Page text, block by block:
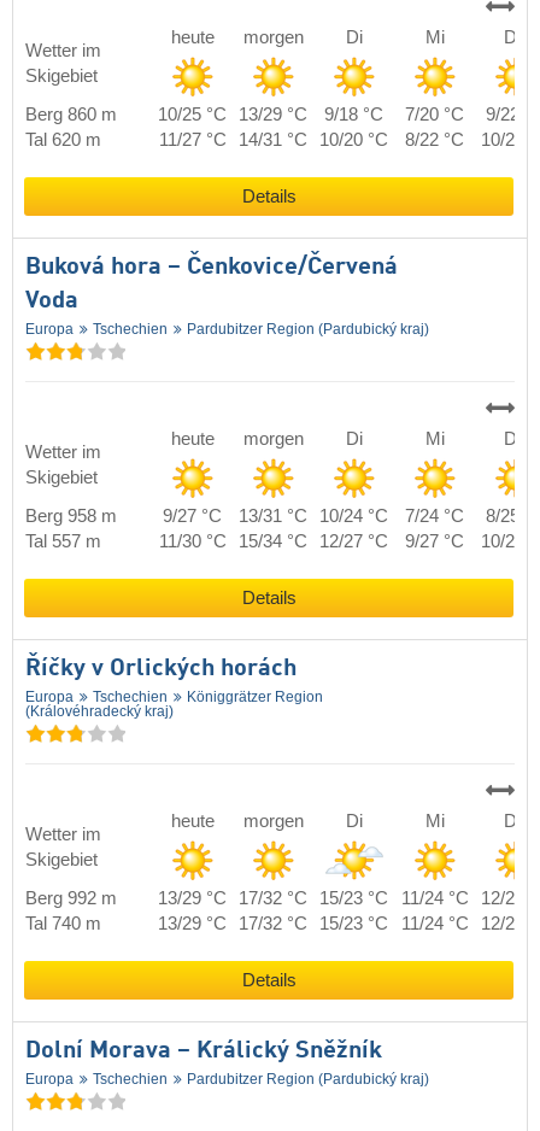
Wetter im
Skigebiet
heute morgen Di Mi Do
Berg 860 m 10/25 °C 13/29 °C 9/18 °C 7/20 °C
9/22
Tal 620 m
11/27 °C 14/31 °C 10/20 °C 8/22 °C 10/24
Details
Buková hora – Čenkovice/​Červená
Voda
Europa Tschechien Pardubitzer Region (Pardubický kraj)
Wetter im
Skigebiet
heute morgen Di Mi Do
Berg 958 m 9/27 °C 13/31 °C 10/24 °C 7/24 °C
8/25
Tal 557 m
11/30 °C 15/34 °C 12/27 °C 9/27 °C 10/28
Details
Říčky v Orlických horách
Europa Tschechien
Königgrätzer Region
(Královéhradecký kraj)
Wetter im
Skigebiet
heute morgen Di Mi Do
Berg 992 m 13/29 °C 17/32 °C 15/23 °C 11/24 °C
12/26
Tal 740 m
13/29 °C 17/32 °C 15/23 °C 11/24 °C 12/26
Details
Dolní Morava – Králický Sněžník
Europa Tschechien Pardubitzer Region (Pardubický kraj)